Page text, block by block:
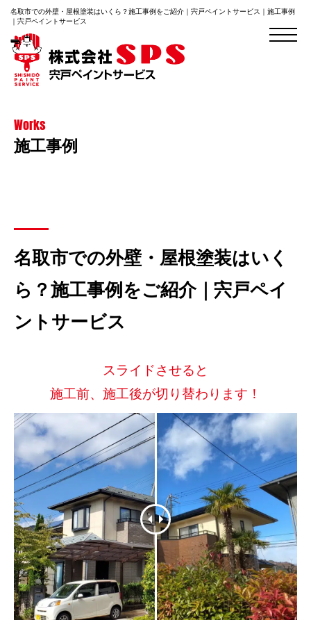
名取市での外壁・屋根塗装はいくら？施工事例をご紹介｜宍戸ペイントサービス｜施工事例
｜宍戸ペイントサービス
Works
施工事例
名取市での外壁・屋根塗装はいく
ら？施工事例をご紹介｜宍戸ペイ
ントサービス
スライドさせると
施工前、施工後が切り替わります！